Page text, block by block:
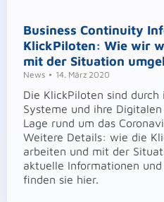
Business Continuity
KlickPiloten: Wie wir
mit der Situation
News 14. März 2020
Die KlickPiloten sind durch
Systeme und ihre
Lage rund um das
Weitere Details: wie die
arbeiten und mit der
aktuelle Informationen
finden sie hier.